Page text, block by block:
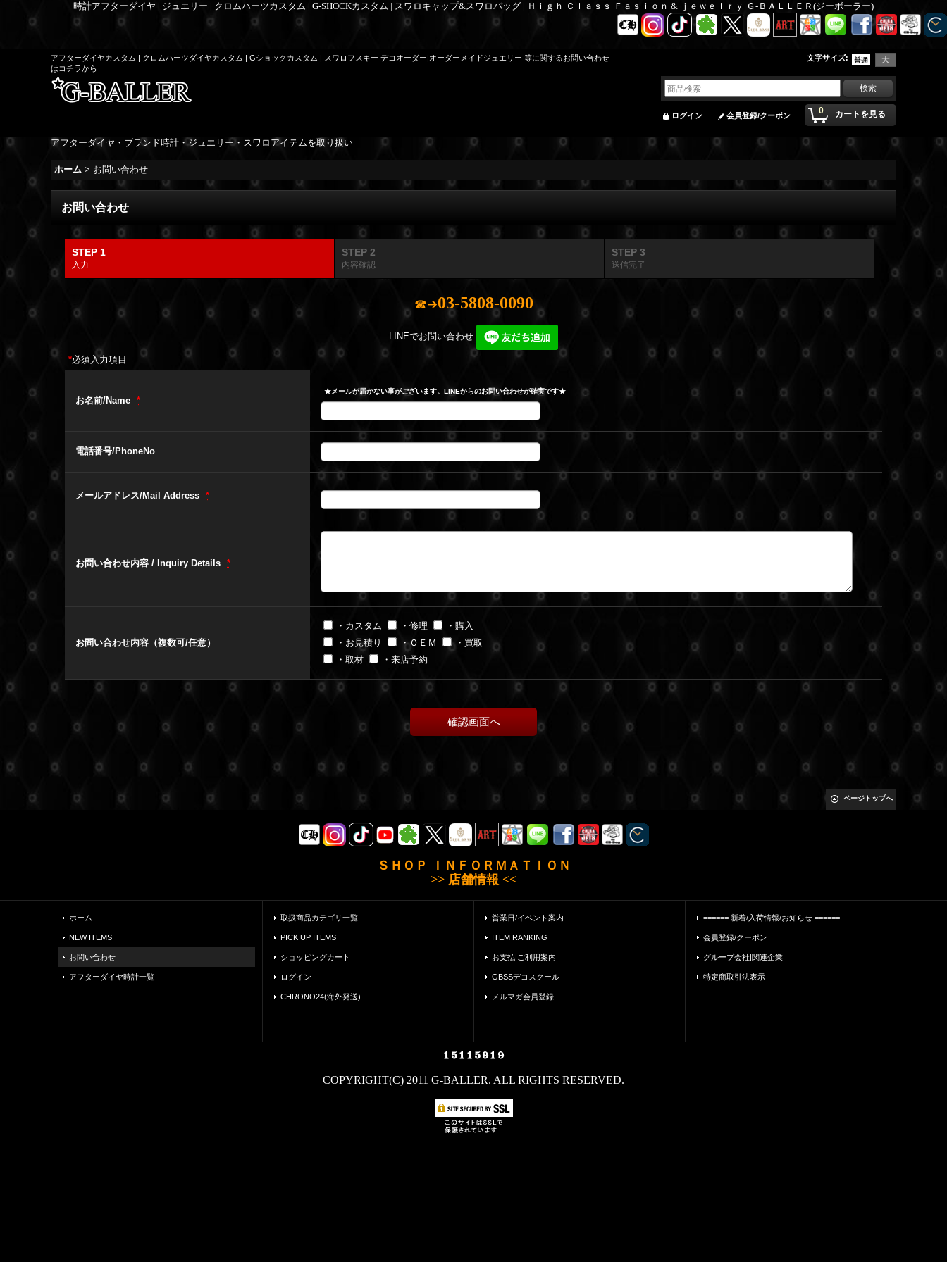
時計アフターダイヤ | ジュエリー | クロムハーツカスタム | G-SHOCKカスタム | スワロキャップ&スワロバッグ | Ｈｉｇｈ Ｃｌａｓｓ Ｆａｓｉｏｎ & ｊｅｗｅｌｒｙ Ｇ-ＢＡＬＬＥＲ(ジーボーラー)
アフターダイヤカスタム | クロムハーツダイヤカスタム | Gショックカスタム | スワロフスキー デコオーダー|オーダーメイドジュエリー 等に関するお問い合わせ
はコチラから
文字サイズ:
0 カートを見る
ログイン 会員登録/クーポン
アフターダイヤ・ブランド時計・ジュエリー・スワロアイテムを取り扱い
ホーム > お問い合わせ
お問い合わせ
STEP 1
入力
STEP 2
内容確認
STEP 3
送信完了
☎➔03-5808-0090
LINEでお問い合わせ
*必須入力項目
お名前/Name *
★メールが届かない事がございます。LINEからのお問い合わせが確実です★
電話番号/PhoneNo
メールアドレス/Mail Address *
お問い合わせ内容 / Inquiry Details *
お問い合わせ内容（複数可/任意）
・カスタム ・修理
・購入
・お見積り
・ＯＥＭ
・買取
・取材
・来店予約
ページトップへ
ＳＨＯＰ ＩＮＦＯＲＭＡＴＩＯＮ
>> 店舗情報 <<
ホーム
NEW ITEMS
お問い合わせ
アフターダイヤ時計一覧
取扱商品カテゴリ一覧
PICK UP ITEMS
ショッピングカート
ログイン
CHRONO24(海外発送)
営業日/イベント案内
ITEM RANKING
お支払|ご利用案内
GBSSデコスクール
メルマガ会員登録
====== 新着/入荷情報/お知らせ ======
会員登録/クーポン
グループ会社|関連企業
特定商取引法表示
COPYRIGHT(C) 2011 G-BALLER. ALL RIGHTS RESERVED.